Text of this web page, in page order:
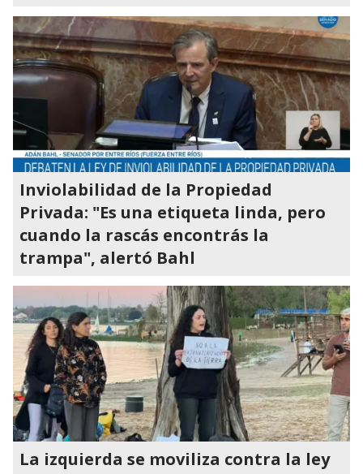
Inviolabilidad de la Propiedad
Privada: "Es una etiqueta linda, pero
cuando la rascás encontrás la
trampa", alertó Bahl
La izquierda se moviliza contra la ley